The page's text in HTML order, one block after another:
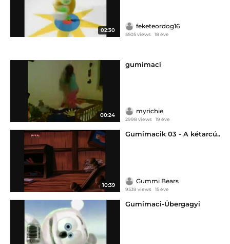
02:30
feketeordog16
5505 views 18 éve
00:24
gumimaci
myrichie
2998 views 19 éve
10:39
Gumimacik 03 - A kétarcú..
Gummi Bears
9539 views 15 éve
Gumimaci-Übergagyi